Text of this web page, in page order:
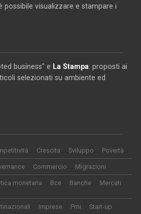
possibile visualizzare e stampare i
business" e La Stampa: proposti ai
selezionati su ambiente ed
Crescita Sviluppo Povertà
Commercio Migrazioni
monetaria Bce Banche Mercati
Imprese Pmi Start-up